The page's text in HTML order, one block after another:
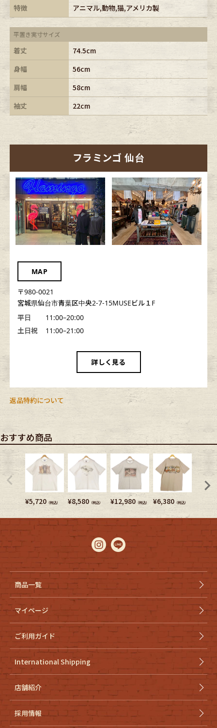
特徴
アニマル,動物,猫,アメリカ製
平置き実寸サイズ
着丈
74.5cm
身幅
56cm
肩幅
58cm
袖丈
22cm
フラミンゴ 仙台
MAP
〒980-0021
宮城県仙台市青葉区中央2-7-15MUSEビル１F
平日
11:00–20:00
土日祝
11:00–21:00
詳しく見る
返品特約について
おすすめ商品
¥5,720（税込） ¥8,580 （税込） ¥12,980 （税込） ¥6,380 （税込）
商品一覧
マイページ
ご利用ガイド
International Shipping
店舗紹介
採用情報